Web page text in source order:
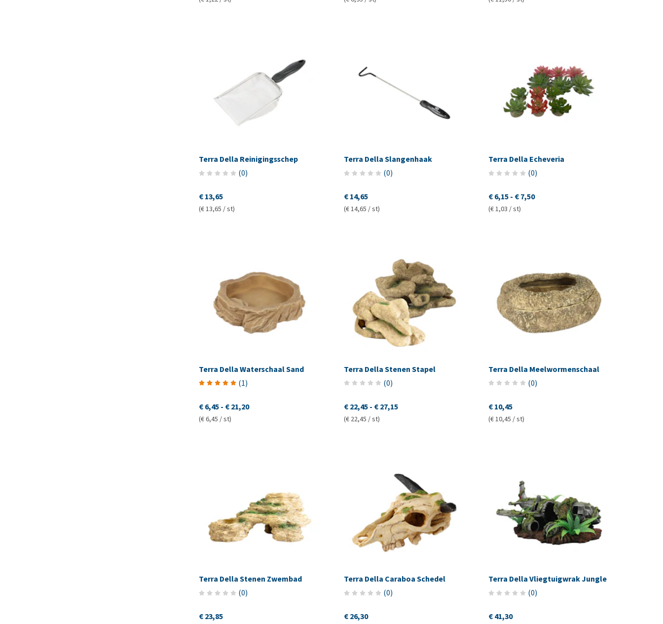
Terra Della Reinigingsschep
(0)
€ 13,65
(€ 13,65 / st)
Terra Della Slangenhaak
(0)
€ 14,65
(€ 14,65 / st)
Terra Della Echeveria
(0)
€ 6,15- € 7,50
(€ 1,03 / st)
Terra Della Waterschaal Sand
(1)
€ 6,45- € 21,20
(€ 6,45 / st)
Terra Della Stenen Stapel
(0)
€ 22,45 - € 27,15
(€ 22,45 / st)
Terra Della Meelwormenschaal
(0)
€ 10,45
(€ 10,45 / st)
Terra Della Stenen Zwembad
(0)
€ 23,85
Terra Della Caraboa Schedel
(0)
€ 26,30
Terra Della Vliegtuigwrak Jungle
(0)
€ 41,30